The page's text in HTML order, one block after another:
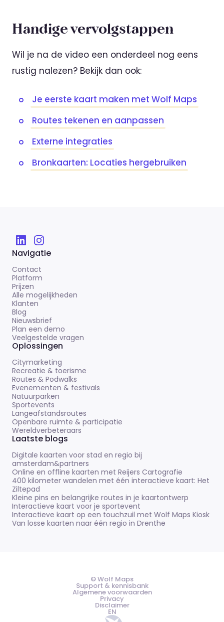
Handige vervolgstappen
Wil je na de video een onderdeel nog eens
rustig nalezen? Bekijk dan ook:
Je eerste kaart maken met Wolf Maps
Routes tekenen en aanpassen
Externe integraties
Bronkaarten: Locaties hergebruiken
Navigatie
Contact
Platform
Prijzen
Alle mogelijkheden
Klanten
Blog
Nieuwsbrief
Plan een demo
Veelgestelde vragen
Oplossingen
Citymarketing
Recreatie & toerisme
Routes & Podwalks
Evenementen & festivals
Natuurparken
Sportevents
Langeafstandsroutes
Openbare ruimte & participatie
Wereldverbeteraars
Laatste blogs
Digitale kaarten voor stad en regio bij
amsterdam&partners
Online en offline kaarten met Reijers Cartografie
400 kilometer wandelen met één interactieve kaart: Het
Ziltepad
Kleine pins en belangrijke routes in je kaartontwerp
Interactieve kaart voor je sportevent
Interactieve kaart op een touchzuil met Wolf Maps Kiosk
Van losse kaarten naar één regio in Drenthe
© Wolf Maps
Support & kennisbank
Algemene voorwaarden
Privacy
Disclaimer
EN